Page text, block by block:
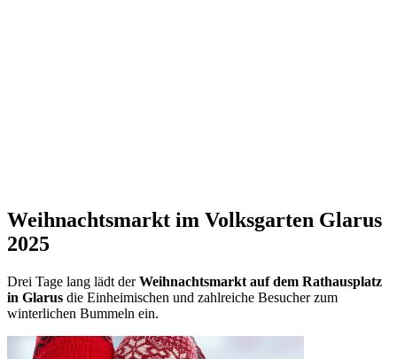
Weihnachtsmarkt im Volksgarten Glarus
2025
Drei Tage lang lädt derWeihnachtsmarkt auf dem Rathausplatz
in Glarus die Einheimischen und zahlreiche Besucher zum
winterlichen Bummeln ein.